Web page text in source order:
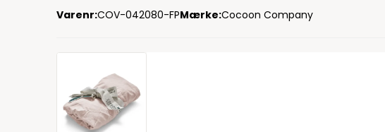
Varenr:COV-042080-FPMærke:Cocoon Company